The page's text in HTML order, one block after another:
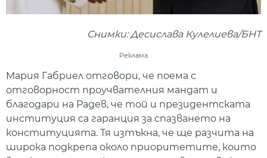
Снимки: Десислава Кулелиева/БНТ
Реклама
Мария Габриел отговори, че поема с
отговорност проучвателния мандат и
благодари на Радев, че той и президентската
институция са гаранция за спазването на
конституцията. Тя изтъкна, че ще разчита на
широка подкрепа около приоритетите, които